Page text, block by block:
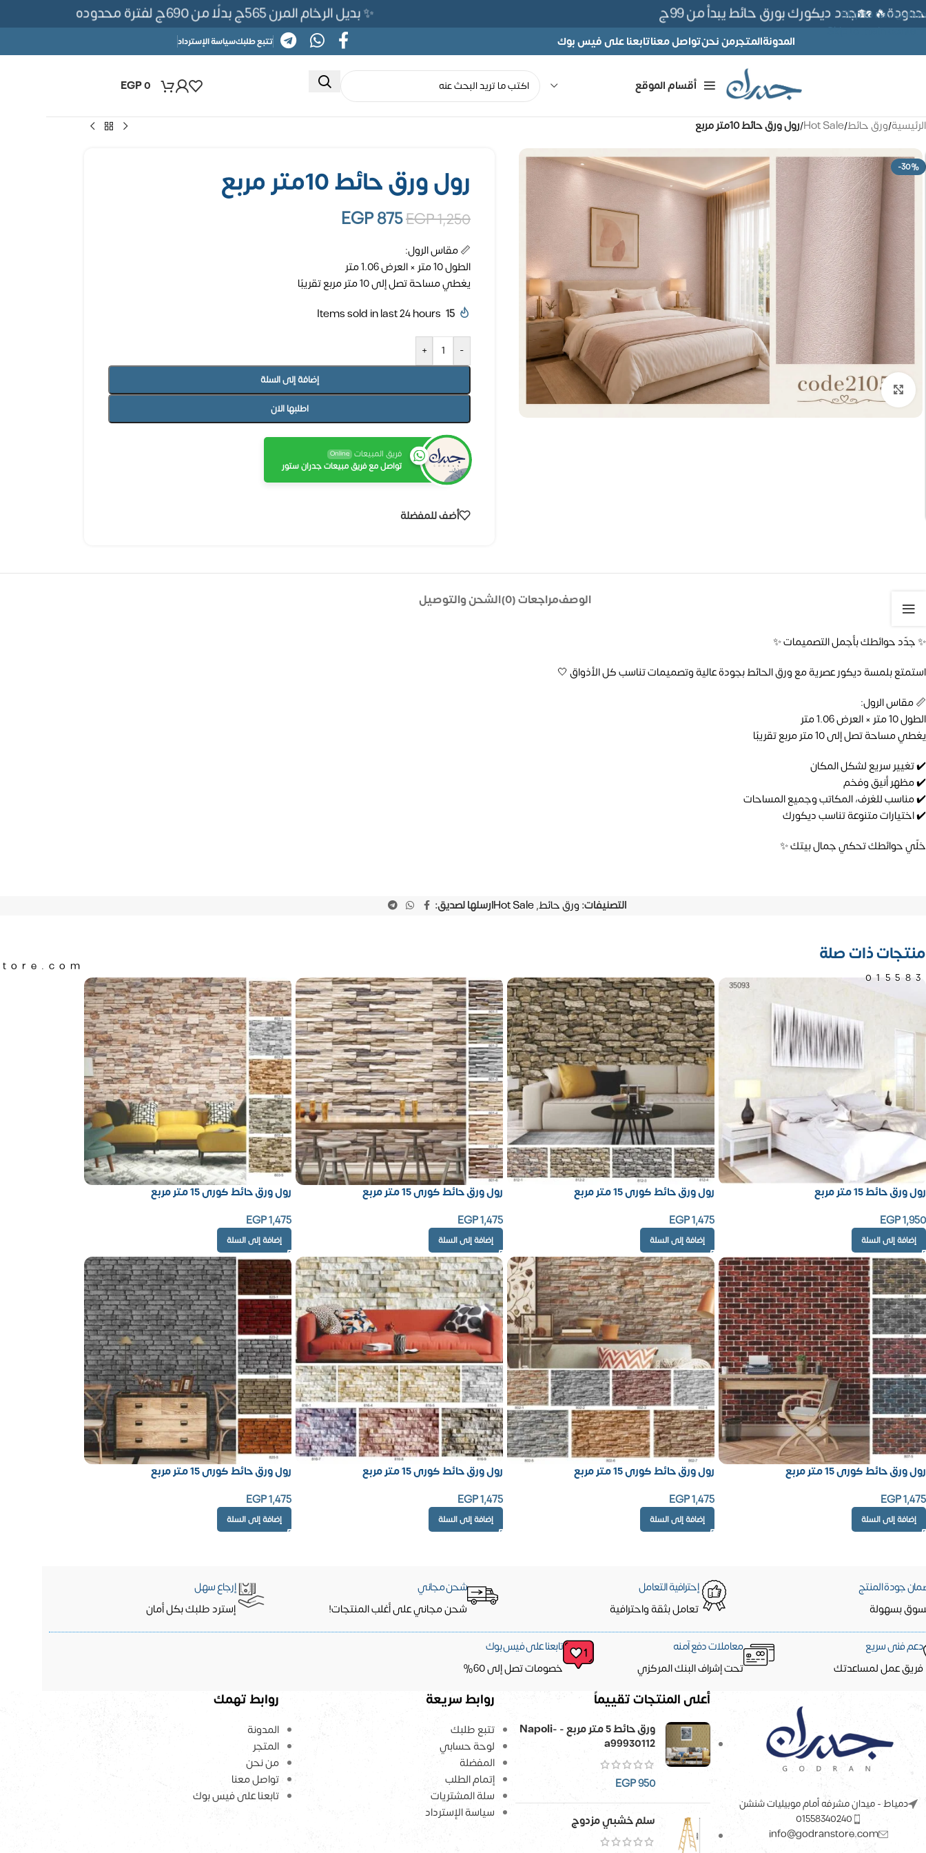
Skip to navigation
Skip to main content
✨ بديل الرخام المرن 565ج بدلًا من 690ج لفترة محدوده 🏡جدد ديكورك بورق حائط يبدأ من 99ج
المدونةالمتجرمن نحنتواصل معناتابعنا على فيس بوك تتبع طلبكسياسة الإسترداد
أقسام الموقع EGP0
الرئيسية/ورق حائط/
Hot Sale
/رول ورق حائط 10متر مربع
-30%
تكبير الصورة
رول ورق حائط 10متر مربع
EGP1,250
EGP875
📏 مقاس الرول:
الطول 10 متر × العرض 1.06 متر
يغطي مساحة تصل إلى 10 متر مربع تقريبًا
15
Items sold in last 24 hours
-
+
إضافة إلى السلة
اطلبها الان
فريق المبيعات Online
تواصل مع فريق مبيعات جدران ستور
أضف للمفضلة
الوصفمراجعات (0) الشحن والتوصيل
✨ جدّد حوائطك بأجمل التصميمات ✨
استمتع بلمسة ديكور عصرية مع ورق الحائط بجودة عالية وتصميمات تناسب كل الأذواق 🤍
📏 مقاس الرول:
الطول 10 متر × العرض 1.06 متر
يغطي مساحة تصل إلى 10 متر مربع تقريبًا
✔️ تغيير سريع لشكل المكان
✔️ مظهر أنيق وفخم
✔️ مناسب للغرف، المكاتب وجميع المساحات
✔️ اختيارات متنوعة تناسب ديكورك
خلّي حوائطك تحكي جمال بيتك ✨
التصنيفات: ورق حائط,
Hot Saleارسلها لصديق:
منتجات ذات صلة
رول ورق حائط 15 متر مربع
EGP1,950
إضافة إلى السلة
رول ورق حائط كورى 15 متر مربع
EGP1,475
إضافة إلى السلة
رول ورق حائط كورى 15 متر مربع
EGP1,475
إضافة إلى السلة
رول ورق حائط كورى 15 متر مربع
EGP1,475
إضافة إلى السلة
رول ورق حائط كورى 15 متر مربع
EGP1,475
إضافة إلى السلة
رول ورق حائط كورى 15 متر مربع
EGP1,475
إضافة إلى السلة
رول ورق حائط كورى 15 متر مربع
EGP1,475
إضافة إلى السلة
رول ورق حائط كورى 15 متر مربع
EGP1,475
إضافة إلى السلة
جودة المنتج
بسهولة
إحترافية التعامل
تعامل بثقة واحترافية
شحن مجاني
شحن مجاني على أغلب المنتجات!
إرجاع سهل
إسترد طلبك بكل أمان
دعم فنى سريع
فريق عمل لمساعدتك
معاملات دفع آمنه
تحت إشراف البنك المركزي
تابعنا على فيس بوك
خصومات تصل إلى 60%
دمياط - ميدان مشرفه أمام موبيليات شنشن
01558340240
info@godranstore.com
أعلى المنتجات تقييماً
ورق حائط 5 متر مربع - Napoli-
a99930112
EGP950
سلم خشبي مزدوج
روابط سريعة
تتبع طلبك
لوحة حسابي
المفضلة
إتمام الطلب
سلة المشتريات
سياسة الإسترداد
روابط تهمك
المدونة
المتجر
من نحن
تواصل معنا
تابعنا على فيس بوك